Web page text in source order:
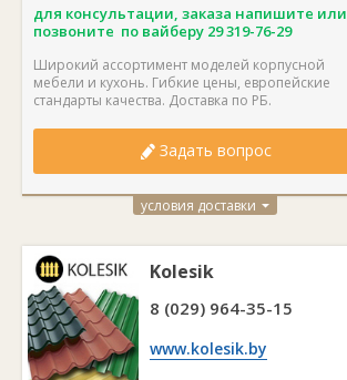
для консультации, заказа напишите или
позвоните по вайберу 29319-76-29
Широкий ассортимент моделей корпусной
мебели и кухонь. Гибкие цены, европейские
стандарты качества. Доставка по РБ.
Задать вопрос
условия доставки
Kolesik
8 (029) 964-35-15
www.kolesik.by